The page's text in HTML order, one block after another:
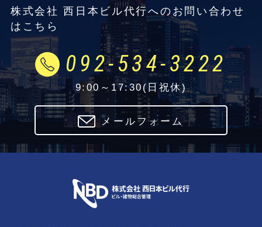
株式会社 西日本ビル代行へのお問い合わせ
はこちら
092-534-3222
9:00～17:30(日祝休)
メールフォーム